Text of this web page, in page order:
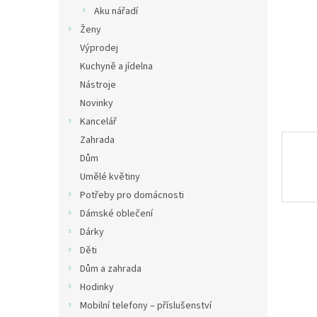
Aku nářadí
Ženy
Výprodej
Kuchyně a jídelna
Nástroje
Novinky
Kancelář
Zahrada
Dům
Umělé květiny
Potřeby pro domácnosti
Dámské oblečení
Dárky
Děti
Dům a zahrada
Hodinky
Mobilní telefony – příslušenství